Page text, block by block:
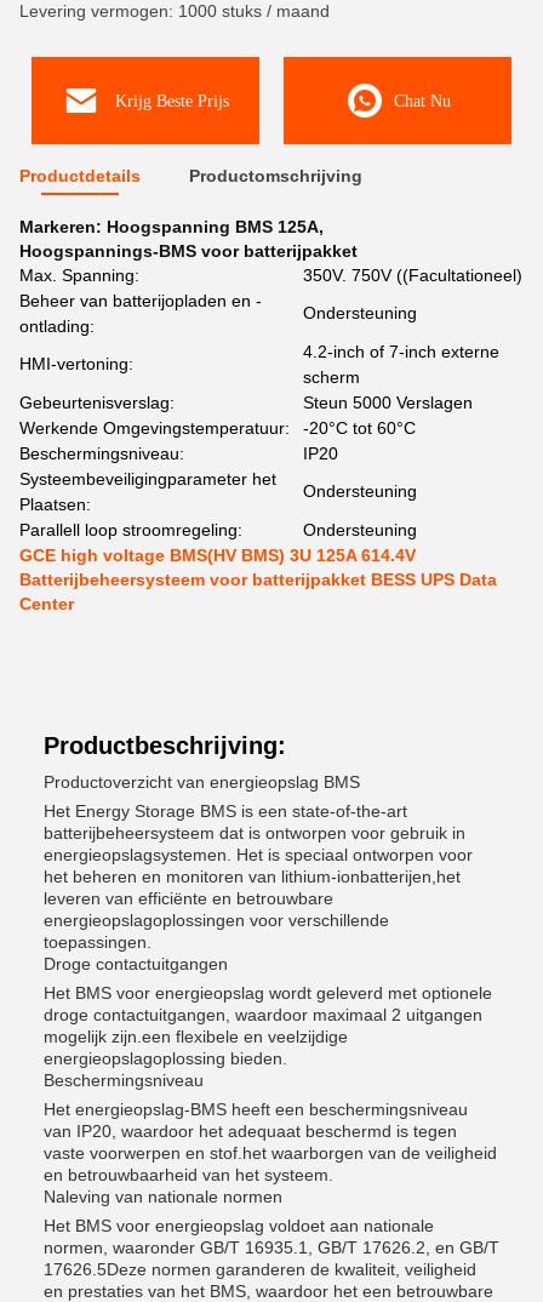
Levering vermogen: 1000 stuks / maand
Krijg Beste Prijs Chat Nu
Productdetails Productomschrijving
Markeren: Hoogspanning BMS 125A,
Hoogspannings-BMS voor batterijpakket
Max. Spanning:
350V. 750V ((Facultationeel)
Beheer van batterijopladen en -
ontlading:
Ondersteuning
HMI-vertoning:
4.2-inch of 7-inch externe
scherm
Gebeurtenisverslag:
Steun 5000 Verslagen
Werkende Omgevingstemperatuur:
-20°C tot 60°C
Beschermingsniveau:
IP20
Systeembeveiligingparameter het
Plaatsen:
Ondersteuning
Parallell loop stroomregeling:
Ondersteuning
GCE high voltage BMS(HV BMS) 3U 125A 614.4V
Batterijbeheersysteem voor batterijpakket BESS UPS Data
Center
Productbeschrijving:
Productoverzicht van energieopslag BMS
Het Energy Storage BMS is een state-of-the-art
batterijbeheersysteem dat is ontworpen voor gebruik in
energieopslagsystemen. Het is speciaal ontworpen voor
het beheren en monitoren van lithium-ionbatterijen,het
leveren van efficiënte en betrouwbare
energieopslagoplossingen voor verschillende
toepassingen.
Droge contactuitgangen
Het BMS voor energieopslag wordt geleverd met optionele
droge contactuitgangen, waardoor maximaal 2 uitgangen
mogelijk zijn.een flexibele en veelzijdige
energieopslagoplossing bieden.
Beschermingsniveau
Het energieopslag-BMS heeft een beschermingsniveau
van IP20, waardoor het adequaat beschermd is tegen
vaste voorwerpen en stof.het waarborgen van de veiligheid
en betrouwbaarheid van het systeem.
Naleving van nationale normen
Het BMS voor energieopslag voldoet aan nationale
normen, waaronder GB/T 16935.1, GB/T 17626.2, en GB/T
17626.5Deze normen garanderen de kwaliteit, veiligheid
en prestaties van het BMS, waardoor het een betrouwbare